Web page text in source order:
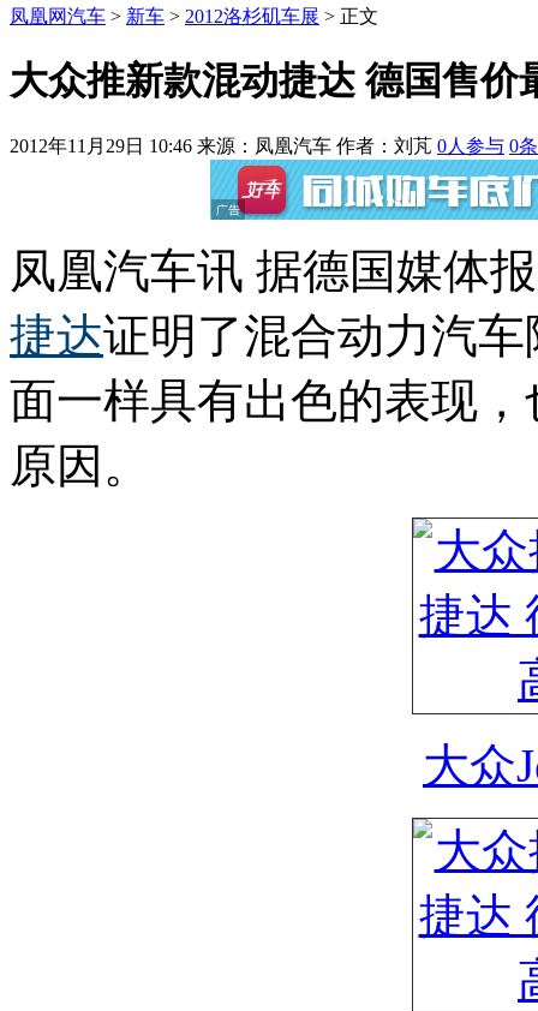
凤凰网汽车 > 新车 > 2012洛杉矶车展 > 正文
大众推新款混动捷达 德国售价
2012年11月29日 10:46 来源：凤凰汽车 作者： 刘芃 0人参与 0
凤凰汽车讯 据德国媒体
捷达证明了混合动力汽
面一样具有出色的表现
原因。
大众